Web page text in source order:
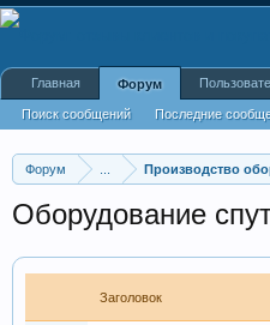
Форум Производство
Оборудование
Заголовок
Главная Форум
Поиск сообщений Последние